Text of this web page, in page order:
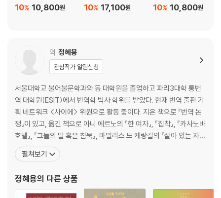
10,800원
10% 17,100원
10% 10,800원
10%
역 정혜용
관심작가 알림신청
서울대학교 불어불문학과와 동 대학원을 졸업하고 파리3대학 통번
역 대학원(ESIT)에서 번역학 박사 학위를 받았다. 현재 번역 출판 기
획 네트워크 <사이에> 위원으로 활동 중이다. 지은 책으로 『번역 논
쟁』이 있고, 옮긴 책으로 아니 에르노의 『한 여자』, 『집착』, 『카사노바
호텔』, 『그들의 말 혹은 침묵』, 마일리스 드 케랑갈의 『살아 있는 자를
수선하기』, 『식탁의 길』, 레몽 크노의 『연푸른 꽃』, 『지하철 소녀 쟈
지』, 마리즈 콩데의 『세구: 흙의 장벽』 전 2권, 『나, 티투바, 세일럼의
라르보의
펼쳐보기
정혜용의 다른 상품